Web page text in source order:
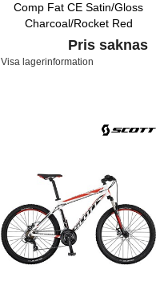
Comp Fat CE Satin/Gloss
Charcoal/Rocket Red
Pris saknas
Visa lagerinformation